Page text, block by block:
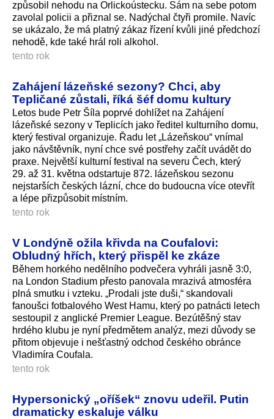
způsobil nehodu na Orlickoústecku. Sám na sebe potom
zavolal policii a přiznal se. Nadýchal čtyři promile. Navíc
se ukázalo, že má platný zákaz řízení kvůli jiné předchozí
nehodě, kde také hrál roli alkohol.
tento rok
Zahájení lázeňské sezony? Chci, aby
Tepličané zůstali, říká šéf domu kultury
Letos bude Petr Šíla poprvé dohlížet na Zahájení
lázeňské sezony v Teplicích jako ředitel kulturního domu,
který festival organizuje. Řadu let „Lázeňskou“ vnímal
jako návštěvník, nyní chce své postřehy začít uvádět do
praxe. Největší kulturní festival na severu Čech, který
29. až 31. května odstartuje 872. lázeňskou sezonu
nejstarších českých lázní, chce do budoucna více otevřít
a lépe přizpůsobit místním.
tento rok
V Londýně ožila křivda na Coufalovi:
Obludný hřích, který přispěl ke zkáze
Během horkého nedělního podvečera vyhráli jasně 3:0,
na London Stadium přesto panovala mrazivá atmosféra
plná smutku i vzteku. „Prodali jste duši,“ skandovali
fanoušci fotbalového West Hamu, který po patnácti letech
sestoupil z anglické Premier League. Bezútěšný stav
hrdého klubu je nyní předmětem analýz, mezi důvody se
přitom objevuje i nešťastný odchod českého obránce
Vladimíra Coufala.
tento rok
Hypersonický „oříšek“ znovu udeřil. Putin
dramaticky eskaluje válku